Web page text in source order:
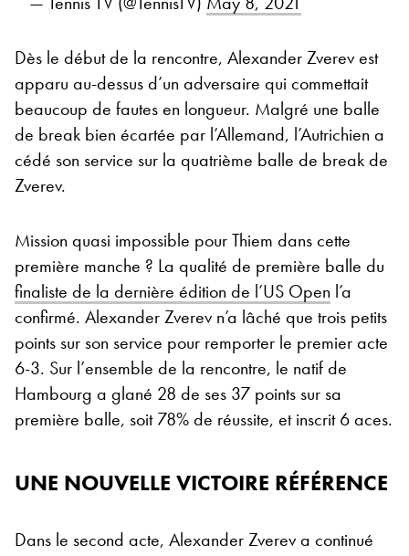
Dès le début de la rencontre, Alexander Zverev est
apparu au-dessus d’un adversaire qui commettait
beaucoup de fautes en longueur. Malgré une balle
de break bien écartée par l’Allemand, l’Autrichien a
cédé son service sur la quatrième balle de break de
Zverev.
Mission quasi impossible pour Thiem dans cette
première manche ? La qualité de première balle du
finaliste de la dernière édition de l’US Open l’a
confirmé. Alexander Zverev n’a lâché que trois petits
points sur son service pour remporter le premier acte
6-3. Sur l’ensemble de la rencontre, le natif de
Hambourg a glané 28 de ses 37 points sur sa
première balle, soit 78% de réussite, et inscrit 6 aces.
UNE NOUVELLE VICTOIRE RÉFÉRENCE
Dans le second acte, Alexander Zverev a continué